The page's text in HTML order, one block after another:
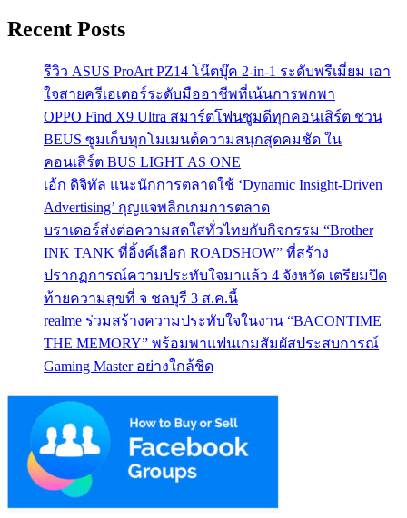
Recent Posts
รีวิว ASUS ProArt PZ14 โน๊ตบุ๊ค 2-in-1 ระดับพรีเมี่ยม เอา
ใจสายครีเอเตอร์ระดับมืออาชีพที่เน้นการพกพา
OPPO Find X9 Ultra สมาร์ตโฟนซูมดีทุกคอนเสิร์ต ชวน
BEUS ซูมเก็บทุกโมเมนต์ความสนุกสุดคมชัด ใน
คอนเสิร์ต BUS LIGHT AS ONE
เอ้ก ดิจิทัล แนะนักการตลาดใช้ ‘Dynamic Insight-Driven
Advertising’ กุญแจพลิกเกมการตลาด
บราเดอร์ส่งต่อความสดใสทั่วไทยกับกิจกรรม “Brother
INK TANK ที่อิ้งค์เลือก ROADSHOW” ที่สร้าง
ปรากฏการณ์ความประทับใจมาแล้ว 4 จังหวัด เตรียมปิด
ท้ายความสุขที่ จ ชลบุรี 3 ส.ค.นี้
realme ร่วมสร้างความประทับใจในงาน “BACONTIME
THE MEMORY” พร้อมพาแฟนเกมสัมผัสประสบการณ์
Gaming Master อย่างใกล้ชิด